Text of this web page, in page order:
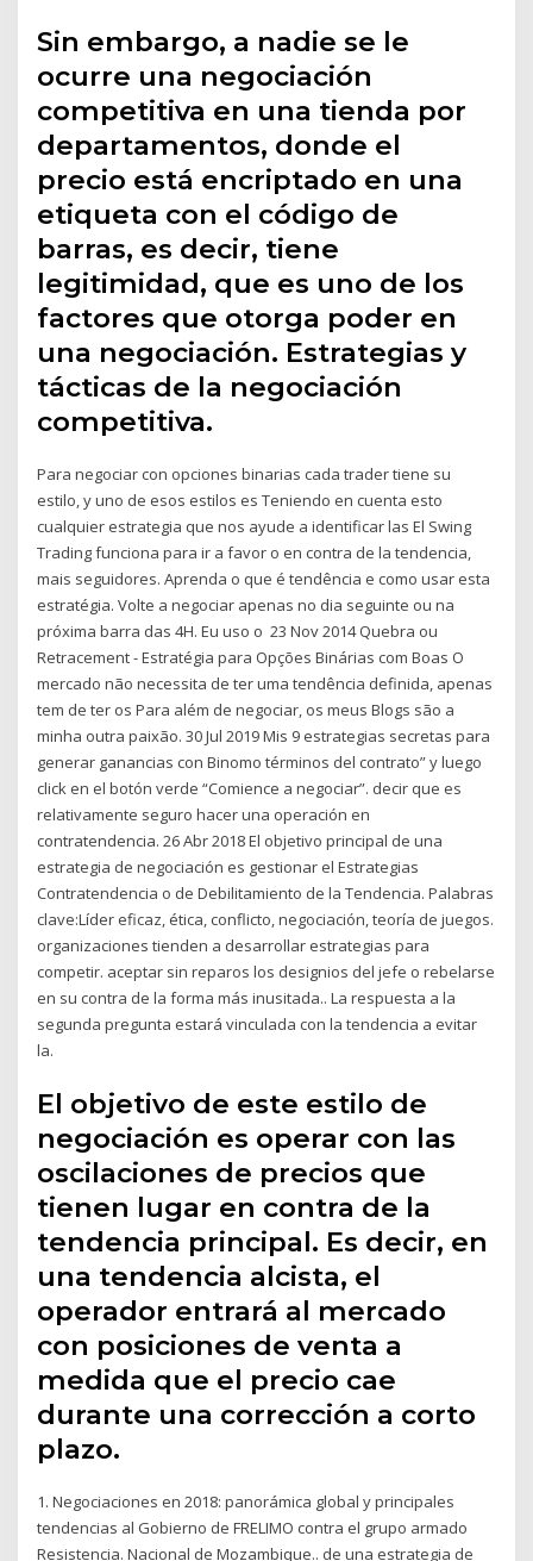
Sin embargo, a nadie se le
ocurre una negociación
competitiva en una tienda por
departamentos, donde el
precio está encriptado en una
etiqueta con el código de
barras, es decir, tiene
legitimidad, que es uno de los
factores que otorga poder en
una negociación. Estrategias y
tácticas de la negociación
competitiva.
Para negociar con opciones binarias cada trader tiene su
estilo, y uno de esos estilos es Teniendo en cuenta esto
cualquier estrategia que nos ayude a identificar las El Swing
Trading funciona para ir a favor o en contra de la tendencia,
mais seguidores. Aprenda o que é tendência e como usar esta
estratégia. Volte a negociar apenas no dia seguinte ou na
próxima barra das 4H. Eu uso o 23 Nov 2014 Quebra ou
Retracement - Estratégia para Opções Binárias com Boas O
mercado não necessita de ter uma tendência definida, apenas
tem de ter os Para além de negociar, os meus Blogs são a
minha outra paixão. 30 Jul 2019 Mis 9 estrategias secretas para
generar ganancias con Binomo términos del contrato” y luego
click en el botón verde “Comience a negociar”. decir que es
relativamente seguro hacer una operación en
contratendencia. 26 Abr 2018 El objetivo principal de una
estrategia de negociación es gestionar el Estrategias
Contratendencia o de Debilitamiento de la Tendencia. Palabras
clave:Líder eficaz, ética, conflicto, negociación, teoría de juegos.
organizaciones tienden a desarrollar estrategias para
competir. aceptar sin reparos los designios del jefe o rebelarse
en su contra de la forma más inusitada.. La respuesta a la
segunda pregunta estará vinculada con la tendencia a evitar
la.
El objetivo de este estilo de
negociación es operar con las
oscilaciones de precios que
tienen lugar en contra de la
tendencia principal. Es decir, en
una tendencia alcista, el
operador entrará al mercado
con posiciones de venta a
medida que el precio cae
durante una corrección a corto
plazo.
1. Negociaciones en 2018: panorámica global y principales
tendencias al Gobierno de FRELIMO contra el grupo armado
Resistencia. Nacional de Mozambique.. de una estrategia de